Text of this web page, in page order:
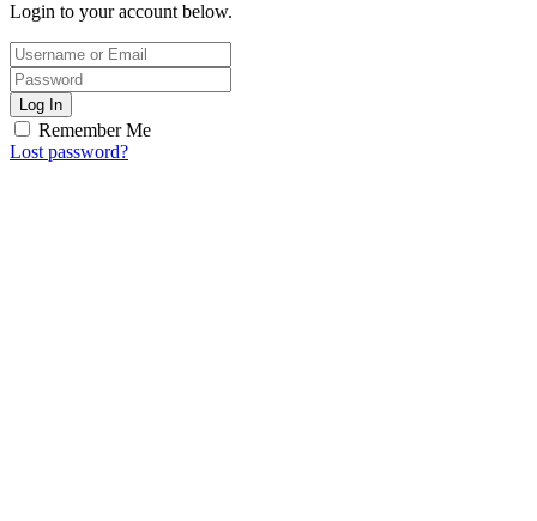
Login to your account below.
Log In
Remember Me
Lost password?